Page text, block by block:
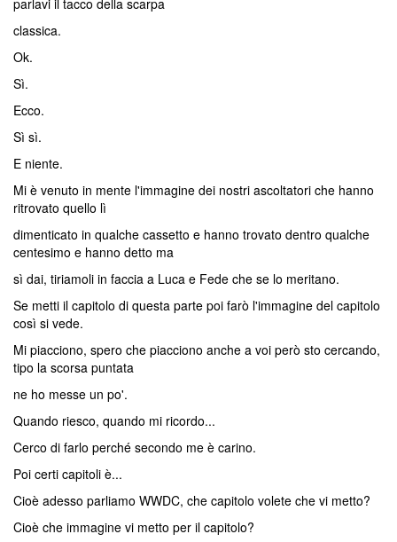
parlavi il tacco della scarpa
classica.
Ok.
Sì.
Ecco.
Sì sì.
E niente.
Mi è venuto in mente l'immagine dei nostri ascoltatori che hanno
ritrovato quello lì
dimenticato in qualche cassetto e hanno trovato dentro qualche
centesimo e hanno detto ma
sì dai, tiriamoli in faccia a Luca e Fede che se lo meritano.
Se metti il capitolo di questa parte poi farò l'immagine del capitolo
così si vede.
Mi piacciono, spero che piacciono anche a voi però sto cercando,
tipo la scorsa puntata
ne ho messe un po'.
Quando riesco, quando mi ricordo...
Cerco di farlo perché secondo me è carino.
Poi certi capitoli è...
Cioè adesso parliamo WWDC, che capitolo volete che vi metto?
Cioè che immagine vi metto per il capitolo?